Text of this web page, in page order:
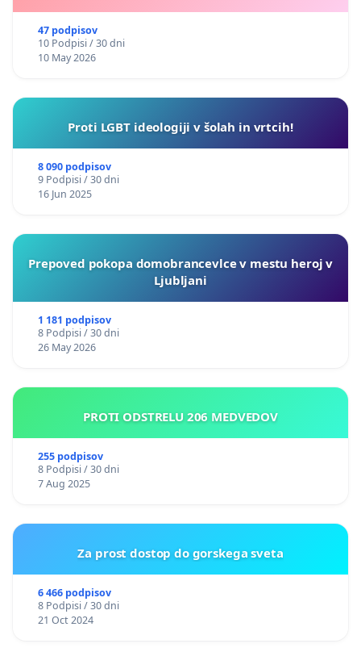
47 podpisov
10 Podpisi / 30 dni
10 May 2026
Proti LGBT ideologiji v šolah in vrtcih!
8 090 podpisov
9 Podpisi / 30 dni
16 Jun 2025
Prepoved pokopa domobrancevlce v mestu heroj v
Ljubljani
1 181 podpisov
8 Podpisi / 30 dni
26 May 2026
PROTI ODSTRELU 206 MEDVEDOV
255 podpisov
8 Podpisi / 30 dni
7 Aug 2025
Za prost dostop do gorskega sveta
6 466 podpisov
8 Podpisi / 30 dni
21 Oct 2024